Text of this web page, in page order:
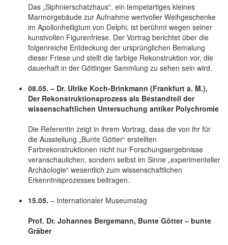
Das „Siphnierschatzhaus“, ein tempelartiges kleines
Marmorgebäude zur Aufnahme wertvoller Weihgeschenke
im Apollonheiligtum von Delphi, ist berühmt wegen seiner
kunstvollen Figurenfriese. Der Vortrag berichtet über die
folgenreiche Entdeckung der ursprünglichen Bemalung
dieser Friese und stellt die farbige Rekonstruktion vor, die
dauerhaft in der Göttinger Sammlung zu sehen sein wird.
08.05. – Dr. Ulrike Koch-Brinkmann (Frankfurt a. M.),
Der Rekonstruktionsprozess als Bestandteil der
wissenschaftlichen Untersuchung antiker Polychromie
Die Referentin zeigt in ihrem Vortrag, dass die von ihr für
die Ausstellung „Bunte Götter“ erstellten
Farbrekonstruktionen nicht nur Forschungsergebnisse
veranschaulichen, sondern selbst im Sinne „experimenteller
Archäologie“ wesentlich zum wissenschaftlichen
Erkenntnisprozesses beitragen.
15.05. – Internationaler Museumstag
Prof. Dr. Johannes Bergemann, Bunte Götter – bunte
Gräber